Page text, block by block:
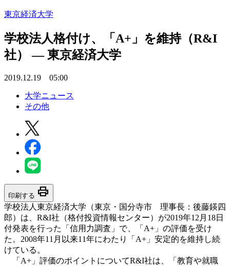
東京経済大学
学校法人格付け、「A+」を維持（R&I
社） — 東京経済大学
2019.12.19 05:00
大学ニュース
その他
印刷する print
学校法人東京経済大学（東京・国分寺市 理事長：後藤鍈四
郎）は、R&I社（格付投資情報センター）が2019年12月18日
付発表を行った「信用力調査」で、「A+」の評価を受け
た。2008年11月以来11年にわたり「A+」安定的を維持し続
けている。
「A+」評価のポイントについてR&I社は、「教育や就職